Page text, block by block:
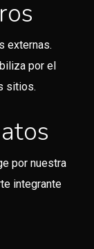
externas.
por el
sitios.
por nuestra
integrante